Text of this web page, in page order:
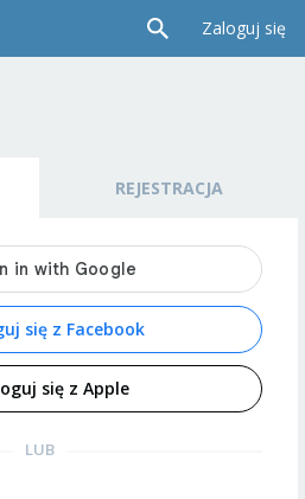
Zaloguj się
REJESTRACJA
się z Facebook
się z Apple
LUB